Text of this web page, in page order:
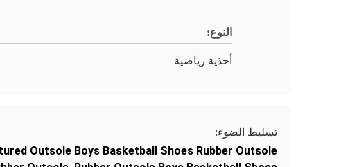
النوع:
أحذية رياضية
تسليط الضوء:
Outsole Boys Basketball Shoes Rubber Outsole